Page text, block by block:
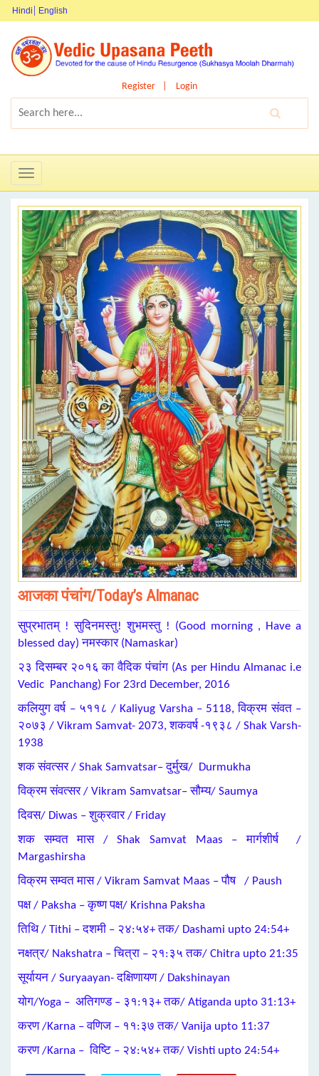
Hindi English
Register Login
Toggle
navigation
आजका पंचांग/Today’s Almanac
सुप्रभातम् ! सुदिनमस्तु! शुभमस्तु ! (Good morning , Have a
blessed day) नमस्कार (Namaskar)
२३ दिसम्बर २०१६ का वैदिक पंचांग (As per Hindu Almanac i.e
Vedic Panchang) For 23rd December, 2016
कलियुग वर्ष – ५११८ / Kaliyug Varsha – 5118, विक्रम संवत –
२०७३ / Vikram Samvat- 2073, शकवर्ष -१९३८ / Shak Varsh-
1938
शक संवत्सर / Shak Samvatsar– दुर्मुख/ Durmukha
विक्रम संवत्सर / Vikram Samvatsar– सौम्य/ Saumya
दिवस/ Diwas – शुक्रवार / Friday
शक सम्वत मास / Shak Samvat Maas – मार्गशीर्ष /
Margashirsha
विक्रम सम्वत मास / Vikram Samvat Maas – पौष / Paush
पक्ष / Paksha – कृष्ण पक्ष/ Krishna Paksha
तिथि / Tithi – दशमी – २४:५४+ तक/ Dashami upto 24:54+
नक्षत्र/ Nakshatra – चित्रा – २१:३५ तक/ Chitra upto 21:35
सूर्यायन / Suryaayan- दक्षिणायण / Dakshinayan
योग/Yoga – अतिगण्ड – ३१:१३+ तक/ Atiganda upto 31:13+
करण /Karna – वणिज – ११:३७ तक/ Vanija upto 11:37
करण /Karna – विष्टि – २४:५४+ तक/ Vishti upto 24:54+